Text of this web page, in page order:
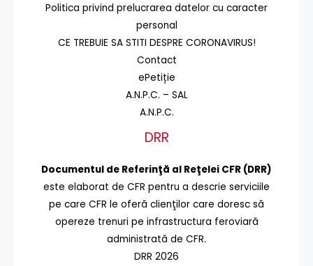
Politica privind prelucrarea datelor cu caracter
personal
CE TREBUIE SA STITI DESPRE CORONAVIRUS!
Contact
ePetiție
A.N.P.C. – SAL
A.N.P.C.
DRR
Documentul de Referinţă al Reţelei CFR (DRR)
este elaborat de CFR pentru a descrie serviciile
pe care CFR le oferă clienţilor care doresc să
opereze trenuri pe infrastructura feroviară
administrată de CFR.
DRR 2026